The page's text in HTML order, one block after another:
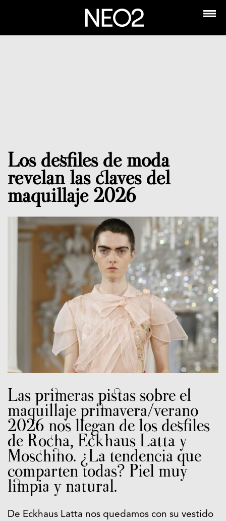
Los desfiles de moda
revelan las claves del
maquillaje 2026
Las primeras pistas sobre el
maquillaje primavera/verano
2026 nos llegan de los desfiles
de Rocha, Eckhaus Latta y
Moschino. ¿La tendencia que
comparten todas? Piel muy
limpia y natural.
De Eckhaus Latta nos quedamos con su vestido